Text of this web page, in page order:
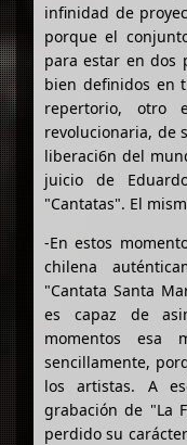
infinidad de
porque el
para estar en dos
bien definidos en
repertorio, otro
revolucionaria, de
liberaci6n del
juicio de
"Cantatas". El
-En estos
chilena
"Cantata Santa
es capaz de
momentos esa
sencillamente,
los artistas. A
grabación de "La
perdido su